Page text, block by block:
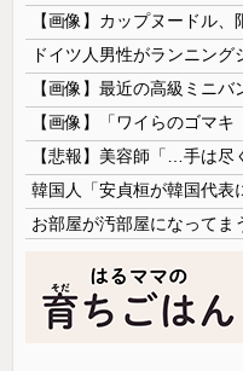
【画像】カップヌードル、
【画像】最近の高級ミニ
【画像】「ワイらのゴマキ
【悲報】美容師「…手は
お部屋が汚部屋になってま